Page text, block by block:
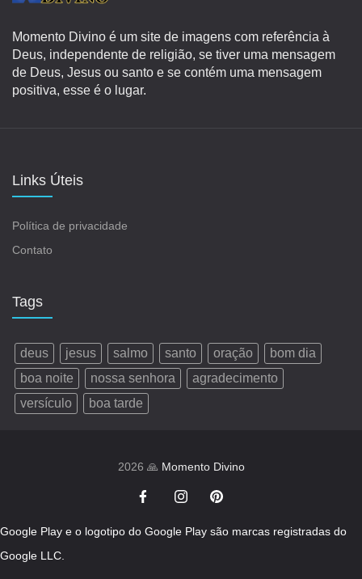
Momento Divino é um site de imagens com referência à
Deus, independente de religião, se tiver uma mensagem
de Deus, Jesus ou santo e se contém uma mensagem
positiva, esse é o lugar.
Links Úteis
Política de privacidade
Contato
Tags
deus jesus salmo santo oração
bom dia
boa noite
nossa senhora
agradecimento
versículo
boa tarde
2026 🙏 Momento Divino
Google Play e o logotipo do Google Play são marcas registradas do
Google LLC.